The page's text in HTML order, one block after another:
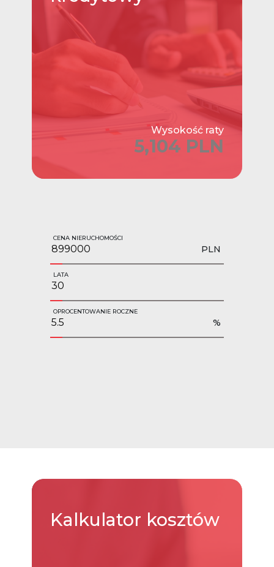
Wysokość raty
5,104 PLN
CENA NIERUCHOMOŚCI
PLN
LATA
OPROCENTOWANIE ROCZNE
%
Kalkulator kosztów